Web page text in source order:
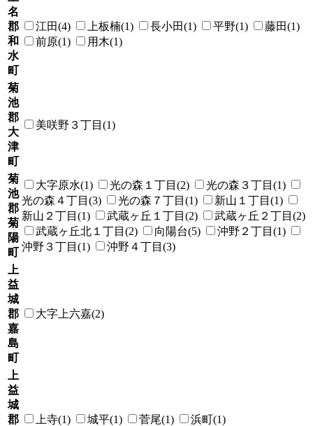
名
郡
和
水
町
江田(4) 上板楠(1) 長小田(1) 平野(1)
藤田(1)
前原(1)
用木(1)
菊
池
郡
大
津
町
美咲野３丁目(1)
菊
池
郡
菊
陽
町
大字原水(1) 光の森１丁目(2)
光の森３丁目(1)
光の森４丁目(3)
光の森７丁目(1)
新山１丁目(1)
新山２丁目(1)
武蔵ヶ丘１丁目(2)
武蔵ヶ丘２丁目(2)
武蔵ヶ丘北１丁目(2)
向陽台(5)
沖野２丁目(1)
沖野３丁目(1)
沖野４丁目(3)
上
益
城
郡
嘉
島
町
大字上六嘉(2)
上
益
城
郡
上寺(1) 城平(1) 菅尾(1) 浜町(1)